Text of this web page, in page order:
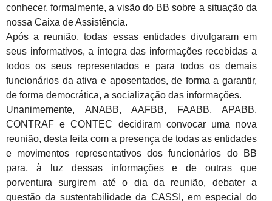
conhecer, formalmente, a visão do BB sobre a situação da
nossa Caixa de Assistência.
Após a reunião, todas essas entidades divulgaram em
seus informativos, a íntegra das informações recebidas a
todos os seus representados e para todos os demais
funcionários da ativa e aposentados, de forma a garantir,
de forma democrática, a socialização das informações.
Unanimemente, ANABB, AAFBB, FAABB, APABB,
CONTRAF e CONTEC decidiram convocar uma nova
reunião, desta feita com a presença de todas as entidades
e movimentos representativos dos funcionários do BB
para, à luz dessas informações e de outras que
porventura surgirem até o dia da reunião, debater a
questão da sustentabilidade da CASSI, em especial do